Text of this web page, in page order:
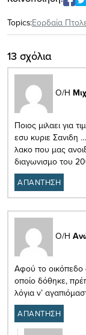
Topics:Εορδαία
13 σχόλια
Ο/Η
Ποιος μιλαει για
εσυ κυριε Σανιδη
λακο που μας
διαγωνισμο του
ΑΠΑΝΤΗΣΗ
Ο/Η
Αφού το οικόπεδο
οποίο δόθηκε,
λόγια ν’
ΑΠΑΝΤΗΣΗ